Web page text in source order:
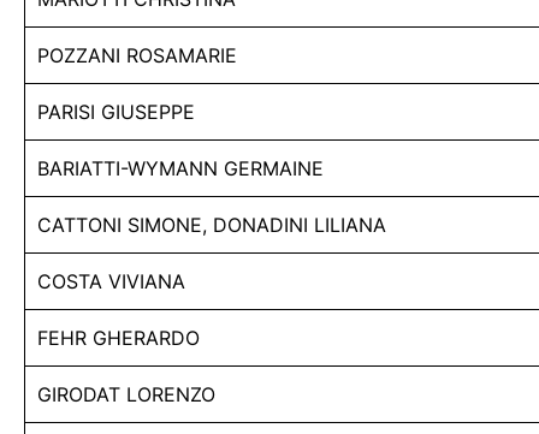
POZZANI ROSAMARIE
PARISI GIUSEPPE
BARIATTI-WYMANN GERMAINE
CATTONI SIMONE, DONADINI LILIANA
COSTA VIVIANA
FEHR GHERARDO
GIRODAT LORENZO